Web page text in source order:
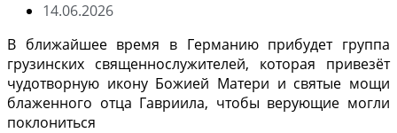
14.06.2026
В ближайшее время в Германию прибудет группа
грузинских священнослужителей, которая привезёт
чудотворную икону Божией Матери и святые мощи
блаженного отца Гавриила, чтобы верующие могли
поклониться